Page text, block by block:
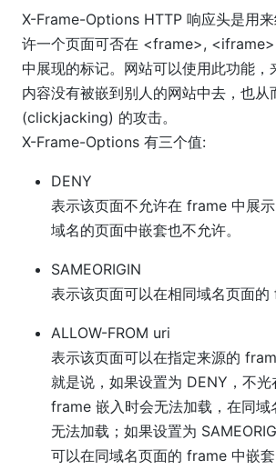
X-Frame-Options HTTP 响应头是用
许一个页面可否在 <frame>,
中展现的标记。网站可以使用此功能，
内容没有被嵌到别人的网站中去，也从
(clickjacking) 的攻击。
X-Frame-Options 有三个值:
DENY
表示该页面不允许在 frame 中展
域名的页面中嵌套也不允许。
SAMEORIGIN
表示该页面可以在相同域名页面的
ALLOW-FROM uri
表示该页面可以在指定来源的
就是说，如果设置为 DENY，不
frame 嵌入时会无法加载，在同域
无法加载；如果设置为
可以在同域名页面的 frame 中嵌